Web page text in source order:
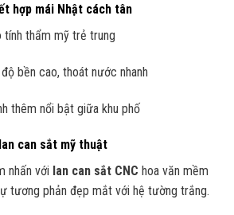
hợp mái Nhật cách tân
tính thẩm mỹ trẻ trung
bền cao, thoát nước nhanh
thêm nổi bật giữa khu phố
can sắt mỹ thuật
nhấn với lan can sắt CNC hoa văn mềm
tương phản đẹp mắt với hệ tường trắng.